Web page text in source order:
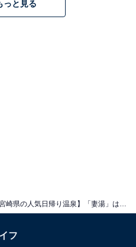
っと見る
フ